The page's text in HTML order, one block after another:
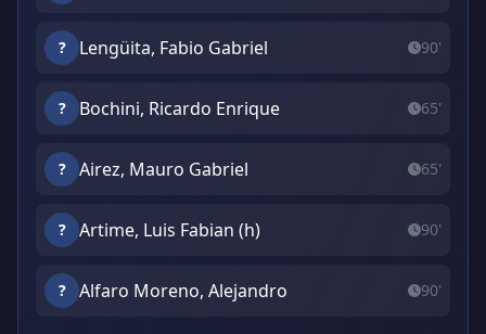
? Lengüita, Fabio Gabriel 90'
? Bochini, Ricardo Enrique 65'
? Airez, Mauro Gabriel 65'
? Artime, Luis Fabian (h) 90'
? Alfaro Moreno, Alejandro 90'